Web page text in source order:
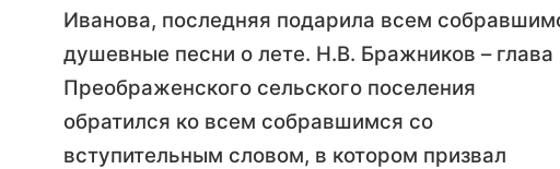
Иванова, последняя подарила всем
душевные песни о лете. Н.В. Бражников – глава
Преображенского сельского поселения
обратился ко всем собравшимся со
вступительным словом, в котором призвал